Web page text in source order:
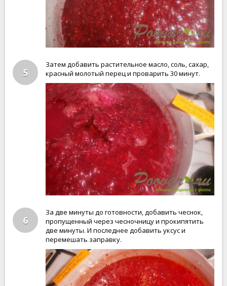
5
Затем добавить растительное масло, соль, сахар,
красный молотый перец и проварить 30 минут.
6
За две минуты до готовности, добавить чеснок,
пропущенный через чесночницу и прокипятить
две минуты. И последнее добавить уксус и
перемешать заправку.